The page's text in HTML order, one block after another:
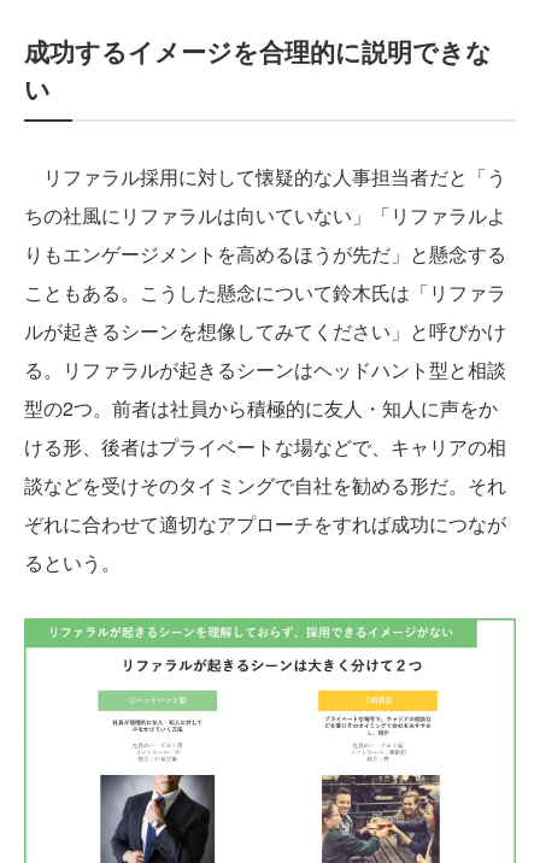
成功するイメージを合理的に説明できな
い
リファラル採用に対して懐疑的な人事担当者だと「う
ちの社風にリファラルは向いていない」「リファラルよ
りもエンゲージメントを高めるほうが先だ」と懸念する
こともある。こうした懸念について鈴木氏は「リファラ
ルが起きるシーンを想像してみてください」と呼びかけ
る。リファラルが起きるシーンはヘッドハント型と相談
型の2つ。前者は社員から積極的に友人・知人に声をか
ける形、後者はプライベートな場などで、キャリアの相
談などを受けそのタイミングで自社を勧める形だ。それ
ぞれに合わせて適切なアプローチをすれば成功につなが
るという。